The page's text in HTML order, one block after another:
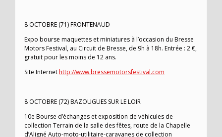
8 OCTOBRE (71) FRONTENAUD
Expo bourse maquettes et miniatures à l’occasion du Bresse
Motors Festival, au Circuit de Bresse, de 9h à 18h. Entrée : 2 €,
gratuit pour les moins de 12 ans.
Site Internethttp://www.bressemotorsfestival.com
8 OCTOBRE (72) BAZOUGUES SUR LE LOIR
10e Bourse d’échanges et exposition de véhicules de
collection Terrain de la salle des fêtes, route de la Chapelle
d’Aligné Auto-moto-utilitaire-caravanes de collection